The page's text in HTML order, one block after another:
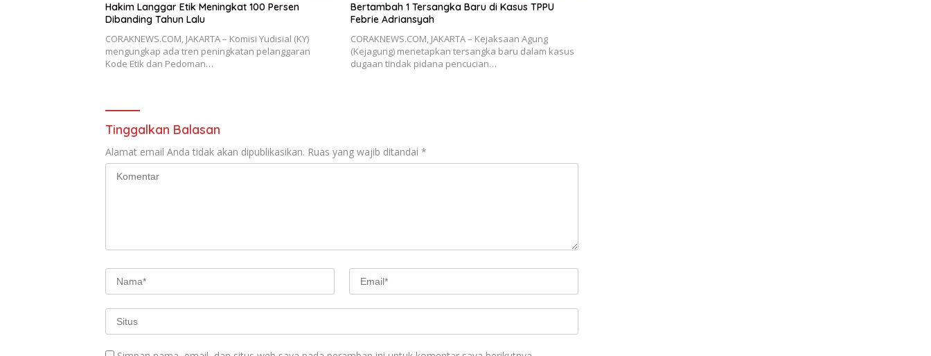
Hakim Langgar Etik Meningkat 100 Persen
Dibanding Tahun Lalu
CORAKNEWS.COM, JAKARTA – Komisi Yudisial (KY)
mengungkap ada tren peningkatan pelanggaran
Kode Etik dan Pedoman…
Bertambah 1 Tersangka Baru di Kasus TPPU
Febrie Adriansyah
CORAKNEWS.COM, JAKARTA – Kejaksaan Agung
(Kejagung) menetapkan tersangka baru dalam kasus
dugaan tindak pidana pencucian…
Tinggalkan Balasan
Alamat email Anda tidak akan dipublikasikan. Ruas yang wajib ditandai *